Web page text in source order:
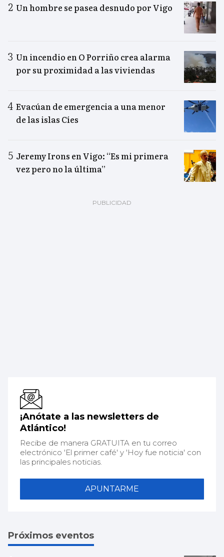
Un hombre se pasea desnudo por Vigo
Un incendio en O Porriño crea alarma
por su proximidad a las viviendas
Evacúan de emergencia a una menor
de las islas Cíes
Jeremy Irons en Vigo: “Es mi primera
vez pero no la última”
¡Anótate a las newsletters de
Atlántico!
Recibe de manera GRATUITA en tu correo
electrónico 'El primer café' y 'Hoy fue noticia' con
las principales noticias.
APUNTARME
Próximos eventos